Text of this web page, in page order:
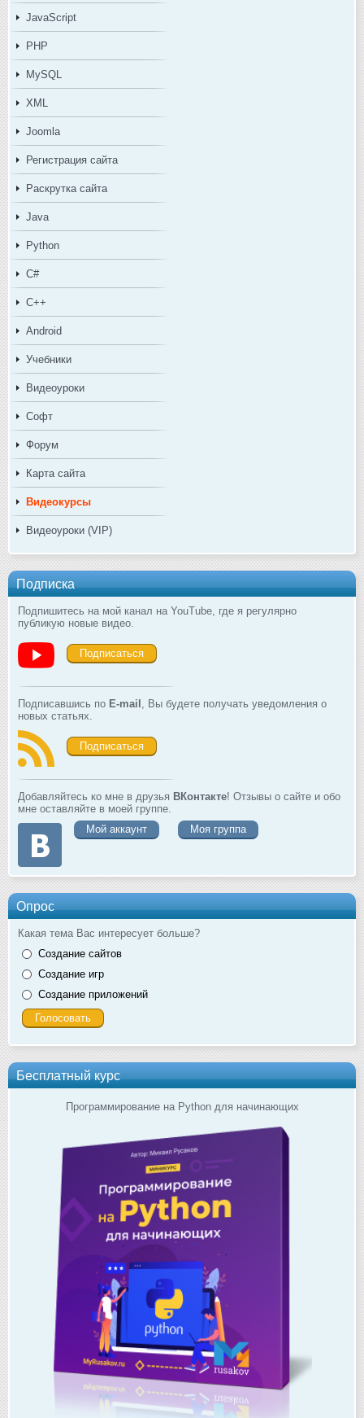
JavaScript
PHP
MySQL
XML
Joomla
Регистрация сайта
Раскрутка сайта
Java
Python
C#
C++
Android
Учебники
Видеоуроки
Софт
Форум
Карта сайта
Видеокурсы
Видеоуроки (VIP)
Подписка
Подпишитесь на мой канал на YouTube, где я регулярно
публикую новые видео.
Подписаться
Подписавшись по E-mail
, Вы будете получать уведомления о
новых статьях.
Подписаться
Добавляйтесь ко мне в друзья ВКонтакте! Отзывы о сайте и обо
мне оставляйте в моей группе.
Мой аккаунт
Моя группа
Опрос
Какая тема Вас интересует больше?
Создание сайтов
Создание игр
Создание приложений
Бесплатный курс
Программирование на Python для начинающих